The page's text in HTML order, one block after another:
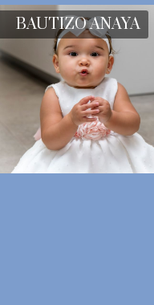
BAUTIZO ANAYA